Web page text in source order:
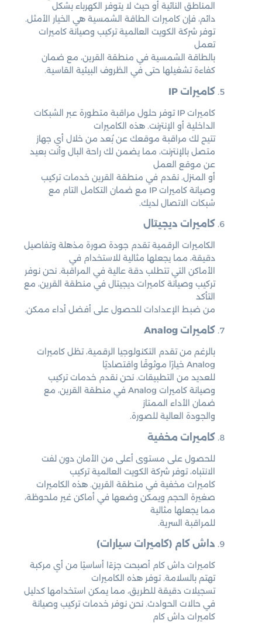
المناطق النائية أو حيث لا يتوفر الكهرباء بشكل
دائم، فإن كاميرات الطاقة الشمسية هي الخيار الأمثل.
توفر شركة الكويت العالمية تركيب وصيانة كاميرات
تعمل
بالطاقة الشمسية في منطقة القرين، مع ضمان
كفاءة تشغيلها حتى في الظروف البيئية القاسية.
كاميرات IP
كاميرات IP توفر حلول مراقبة متطورة عبر الشبكات
الداخلية أو الإنترنت. هذه الكاميرات
تتيح لك مراقبة موقعك عن بُعد من خلال أي جهاز
متصل بالإنترنت، مما يضمن لك راحة البال وأنت بعيد
عن موقع العمل
أو المنزل. نقدم في منطقة القرين خدمات تركيب
وصيانة كاميرات IP مع ضمان التكامل التام مع
شبكات الاتصال لديك.
كاميرات ديجيتال
الكاميرات الرقمية تقدم جودة صورة مذهلة وتفاصيل
دقيقة، مما يجعلها مثالية للاستخدام في
الأماكن التي تتطلب دقة عالية في المراقبة. نحن نوفر
تركيب وصيانة كاميرات ديجيتال في منطقة القرين، مع
التأكد
من ضبط الإعدادات للحصول على أفضل أداء ممكن.
كاميرات Analog
بالرغم من تقدم التكنولوجيا الرقمية، تظل كاميرات
Analog خيارًا موثوقًا واقتصاديًا
للعديد من التطبيقات. نحن نقدم خدمات تركيب
وصيانة كاميرات Analog في منطقة القرين، مع
ضمان الأداء الممتاز
والجودة العالية للصورة.
كاميرات مخفية
للحصول على مستوى أعلى من الأمان دون لفت
الانتباه، توفر شركة الكويت العالمية تركيب
كاميرات مخفية في منطقة القرين. هذه الكاميرات
صغيرة الحجم ويمكن وضعها في أماكن غير ملحوظة،
مما يجعلها مثالية
للمراقبة السرية.
داش كام (كاميرات سيارات)
كاميرات داش كام أصبحت جزءًا أساسيًا من أي مركبة
تهتم بالسلامة. توفر هذه الكاميرات
تسجيلات دقيقة للطريق، مما يمكن استخدامها كدليل
في حالات الحوادث. نحن نوفر خدمات تركيب وصيانة
كاميرات داش كام